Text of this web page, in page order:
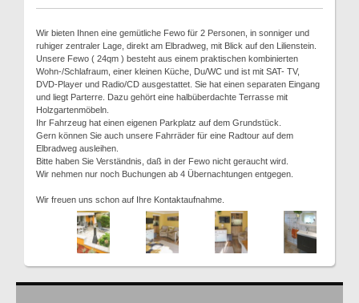
Wir bieten Ihnen eine gemütliche Fewo für 2 Personen, in sonniger und
ruhiger zentraler Lage, direkt am Elbradweg, mit Blick auf den Lilienstein.
Unsere Fewo ( 24qm ) besteht aus einem praktischen kombinierten
Wohn-/Schlafraum, einer kleinen Küche, Du/WC und ist mit SAT- TV,
DVD-Player und Radio/CD ausgestattet. Sie hat einen separaten Eingang
und liegt Parterre. Dazu gehört eine halbüberdachte Terrasse mit
Holzgartenmöbeln.
Ihr Fahrzeug hat einen eigenen Parkplatz auf dem Grundstück.
Gern können Sie auch unsere Fahrräder für eine Radtour auf dem
Elbradweg ausleihen.
Bitte haben Sie Verständnis, daß in der Fewo nicht geraucht wird.
Wir nehmen nur noch Buchungen ab 4 Übernachtungen entgegen.
Wir freuen uns schon auf Ihre Kontaktaufnahme.